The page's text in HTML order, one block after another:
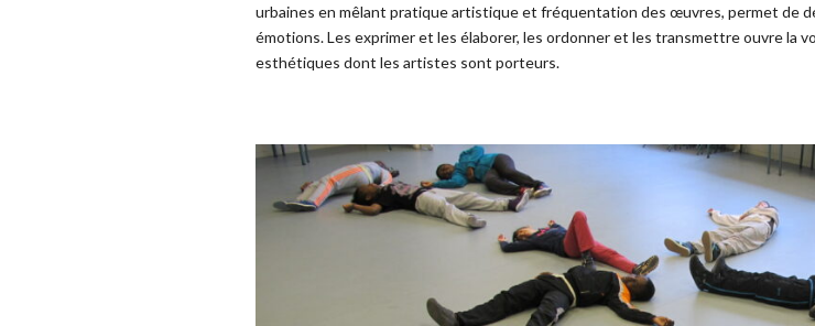
urbaines en mêlant pratique artistique et fréquentation des œuvres, permet de
émotions. Les exprimer et les élaborer, les ordonner et les transmettre ouvre la
esthétiques dont les artistes sont porteurs.